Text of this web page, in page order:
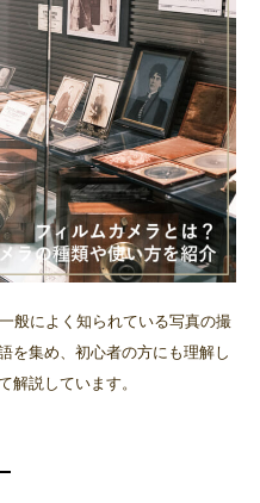
般によく知られている写真の撮
を集め、初心者の方にも理解し
解説しています。